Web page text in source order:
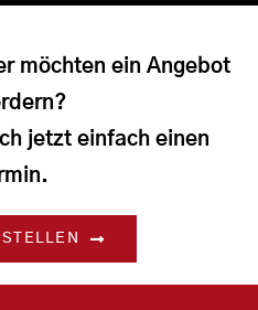
möchten ein Angebot
jetzt einfach einen